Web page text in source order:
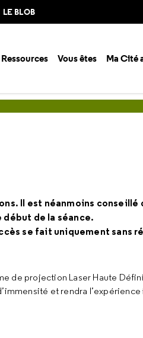
LE BLOB
Ressources Vous êtes Ma Cité
Il est néanmoins
début de la séance.
se fait uniquement sans
de projection Laser Haute
et rendra